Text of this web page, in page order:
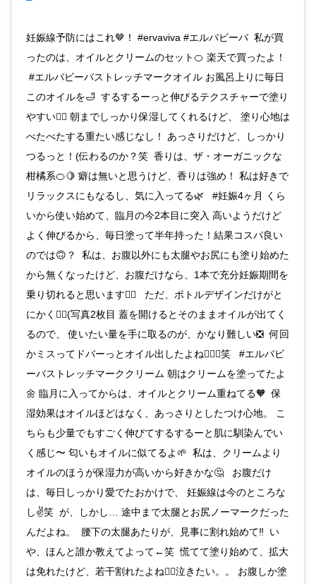
妊娠線予防にはこれ🤎！ #ervaviva #エルバビーバ 私が買
ったのは、オイルとクリームのセット🍊 楽天で買ったよ！
#エルバビーバストレッチマークオイル お風呂上りに毎日
このオイルを🛁 するするーっと伸びるテクスチャーで塗り
やすい🙆‍♀️ 朝までしっかり保湿してくれるけど、 塗り心地は
べたべたする重たい感じなし！ あっさりだけど、しっかり
つるっと！(伝わるのか？笑 香りは、ザ・オーガニックな
柑橘系🍊🍋 癖は無いと思うけど、香りは強め！ 私は好きで
リラックスにもなるし、気に入ってる🌿 #妊娠4ヶ月 くら
いから使い始めて、臨月の今2本目に突入 高いようだけど
よく伸びるから、毎日塗って半年持った！結果コスパ良い
のでは🙃？ 私は、お腹以外にも太腿やお尻にも塗り始めた
から無くなったけど、お腹だけなら、1本で充分妊娠期間を
乗り切れると思います🙆‍♀️ ただ、ボトルデザインだけがと
にかく🙅‍♀️(写真2枚目 蓋を開けるとそのままオイルが出てく
るので、 使いたい量を手に取るのが、かなり難しい❎ 何回
かミスってドバーっとオイル出したよね💁🏻‍♀️笑 #エルバビ
ーバストレッチマーククリーム 朝はクリームを塗ってたよ
🌼 臨月に入ってからは、オイルとクリーム重ねてる🧡 保
湿効果はオイルほどはなく、あっさりとしたつけ心地。 こ
ちらも少量でもすごく伸びてするするーと肌に馴染んでい
く感じ〜 匂いもオイルに似てるよ🌱 私は、クリームより
オイルのほうが保湿力が高いから好きかな🤔 お腹だけ
は、毎日しっかり愛でたおかけで、 妊娠線は今のところな
し✌️笑 が、しかし… 途中まで太腿とお尻ノーマークだった
んだよね。 腰下の太腿あたりが、見事に割れ始めて‼️ い
や、ほんと誰か教えてよって←笑 慌てて塗り始めて、拡大
は免れたけど、若干割れたよね🤦‍♀️泣きたい。。 お腹しか塗